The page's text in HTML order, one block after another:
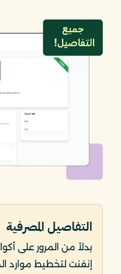
التفاصيل المصرفية
بدلاً من المرور على
إنفنت لتخطيط